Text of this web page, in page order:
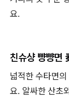
요.
친슈샹 뺭뺭면
넓적한 수타면
요. 알싸한 산초